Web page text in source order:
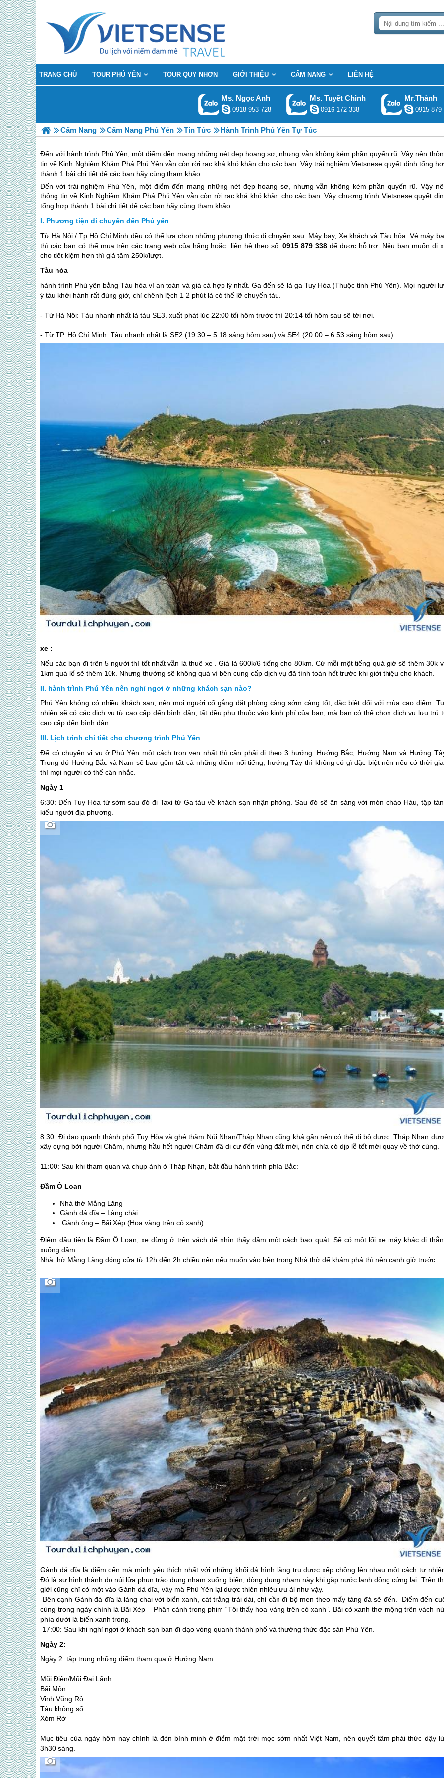
TRANG CHỦ TOUR PHÚ YÊN TOUR QUY NHƠN GIỚI THIỆU CẨM NANG LIÊN HỆ
Ms. Ngọc Anh
0918 953 728
Ms. Tuyết Chinh
0916 172 338
Mr.Thành
0915 879
Cẩm Nang Cẩm Nang Phú Yên Tin Tức Hành Trình Phú Yên Tự Túc
Đến với hành trình Phú Yên, một điểm đến mang những nét đẹp hoang sơ, nhưng vẫn không kém phần quyến rũ. Vậy nên
tin về Kinh Nghiệm Khám Phá Phú Yên vẫn còn rời rạc khá khó khăn cho các bạn. Vậy trải nghiệm Vietsnese quyết định tổng
thành 1 bài chi tiết để các bạn hãy cùng tham khảo.
Đến với trải nghiệm Phú Yên, một điểm đến mang những nét đẹp hoang sơ, nhưng vẫn không kém phần quyến rũ. Vậy
thông tin về Kinh Nghiệm Khám Phá Phú Yên vẫn còn rời rạc khá khó khăn cho các bạn. Vậy chương trình Vietsnese quyết
tổng hợp thành 1 bài chi tiết để các bạn hãy cùng tham khảo.
Phương tiện di chuyển đến Phú yên
Từ Hà Nội / Tp Hồ Chí Minh đều có thể lựa chọn những phương thức di chuyển sau: Máy bay, Xe khách và Tàu hỏa. Vé máy
thì các bạn có thể mua trên các trang web của hãng hoặc liên hệ theo số: 0915 879 338 để được hỗ trợ. Nếu bạn muốn đi
cho tiết kiệm hơn thì giá tầm 250k/lượt.
Tàu hỏa
hành trình Phú yên bằng Tàu hỏa vì an toàn và giá cả hợp lý nhất. Ga đến sẽ là ga Tuy Hòa (Thuộc tỉnh Phú Yên). Mọi người
ý tàu khởi hành rất đúng giờ, chỉ chênh lệch 1 2 phút là có thể lỡ chuyến tàu.
- Từ Hà Nội: Tàu nhanh nhất là tàu SE3, xuất phát lúc 22:00 tối hôm trước thì 20:14 tối hôm sau sẽ tới nơi.
- Từ TP. Hồ Chí Minh: Tàu nhanh nhất là SE2 (19:30 – 5:18 sáng hôm sau) và SE4 (20:00 – 6:53 sáng hôm sau).
xe :
Nếu các bạn đi trên 5 người thì tốt nhất vẫn là thuê xe . Giá là 600k/6 tiếng cho 80km. Cứ mỗi một tiếng quá giờ sẽ thêm 30k
1km quá lố sẽ thêm 10k. Nhưng thường sẽ không quá vì bên cung cấp dịch vụ đã tính toán hết trước khi giới thiệu cho khách.
hành trình Phú Yên nên nghỉ ngơi ở những khách sạn nào?
Phú Yên không có nhiều khách sạn, nên mọi người cố gắng đặt phòng càng sớm càng tốt, đặc biệt đối với mùa cao điểm.
nhiên sẽ có các dịch vụ từ cao cấp đến bình dân, tất đều phụ thuộc vào kinh phí của bạn, mà bạn có thể chọn dịch vụ lưu trú
cao cấp đến bình dân.
Lịch trình chi tiết cho chương trình Phú Yên
Để có chuyến vi vu ở Phú Yên một cách trọn vẹn nhất thì cần phải đi theo 3 hướng: Hướng Bắc, Hướng Nam và Hướng
Trong đó Hướng Bắc và Nam sẽ bao gồm tất cả những điểm nổi tiếng, hướng Tây thì không có gì đặc biệt nên nếu có thời
thì mọi người có thể cân nhắc.
Ngày 1
6:30: Đến Tuy Hòa từ sớm sau đó đi Taxi từ Ga tàu về khách sạn nhận phòng. Sau đó sẽ ăn sáng với món cháo Hàu, tập
kiểu người địa phương.
8:30: Đi dạo quanh thành phố Tuy Hòa và ghé thăm Núi Nhạn/Tháp Nhạn cũng khá gần nên có thể đi bộ được. Tháp Nhạn
xây dựng bởi người Chăm, nhưng hầu hết người Chăm đã di cư đến vùng đất mới, nên chỉa có dịp lễ tết mới quay về thờ cúng.
11:00: Sau khi tham quan và chụp ảnh ở Tháp Nhạn, bắt đầu hành trình phía Bắc:
Đầm Ô Loan
Nhà thờ Mằng Lăng
Gành đá đĩa – Làng chài
Gành ông – Bãi Xép (Hoa vàng trên cỏ xanh)
Điểm đầu tiên là Đầm Ô Loan, xe dừng ở trên vách để nhìn thấy đầm một cách bao quát. Sẽ có một lối xe máy khác đi
xuống đầm.
Nhà thờ Mằng Lăng đóng cửa từ 12h đến 2h chiều nên nếu muốn vào bên trong Nhà thờ để khám phá thì nên canh giờ trước.
Gành đá đĩa là điểm đến mà mình yêu thích nhất với những khối đá hình lăng trụ được xếp chồng lên nhau một cách tự
Đó là sự hình thành do núi lửa phun trào dung nham xuống biển, dòng dung nham này khi gặp nước lạnh đông cứng lại. Trên
giới cũng chỉ có một vào Gành đá đĩa, vậy mà Phú Yên lại được thiên nhiêu ưu ái như vậy.
Bên cạnh Gành đá đĩa là làng chai với biển xanh, cát trắng trải dài, chỉ cần đi bộ men theo mấy tảng đá sẽ đến. Điểm đến
cùng trong ngày chính là Bãi Xép – Phân cảnh trong phim “Tôi thấy hoa vàng trên cỏ xanh”. Bãi cỏ xanh thơ mộng trên vách
phía dưới là biển xanh trong.
17:00: Sau khi nghỉ ngơi ở khách sạn bạn đi dạo vòng quanh thành phố và thưởng thức đặc sản Phú Yên
Ngày 2:
Ngày 2: tập trung những điểm tham qua ở Hướng Nam.
Mũi Điện/Mũi Đại Lãnh
Bãi Môn
Vịnh Vũng Rô
Tàu không số
Xóm Rớ
Mục tiêu của ngày hôm nay chính là đón bình minh ở điểm mặt trời mọc sớm nhất Việt Nam, nên quyết tâm phải thức dậy
3h30 sáng.